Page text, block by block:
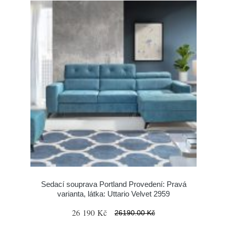
Sedací souprava Portland Provedení: Pravá
varianta, látka: Uttario Velvet 2959
26 190 Kč 26190.00 Kč